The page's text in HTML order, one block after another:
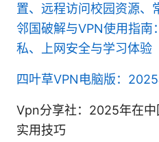
置、远程访问校园资源、
邻国破解与VPN使用指南
私、上网安全与学习体验
四叶草VPN电脑版：
Vpn分享社：2025年在中
实用技巧